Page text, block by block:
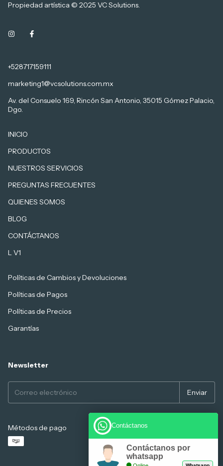
Propiedad artística © 2025 VC Solutions.
+528717159111
marketing1@vcsolutions.com.mx
Av. del Consuelo 169, Rincón San Antonio, 35015 Gómez Palacio,
Dgo.
INICIO
PRODUCTOS
NUESTROS SERVICIOS
PREGUNTAS FRECUENTES
QUIENES SOMOS
BLOG
CONTÁCTANOS
L V1
Políticas de Cambios y Devoluciones
Políticas de Pagos
Políticas de Precios
Garantías
Newsletter
Métodos de pago Contáctanos
Contáctanos por
whatsapp